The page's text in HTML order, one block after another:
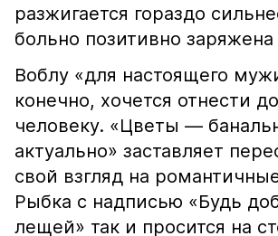
разжигается гораздо
больно позитивно
Воблу «для настоящего
конечно, хочется отнести
человеку. «Цветы —
актуально» заставляет
свой взгляд на
Рыбка с надписью «Будь
лещей» так и просится на